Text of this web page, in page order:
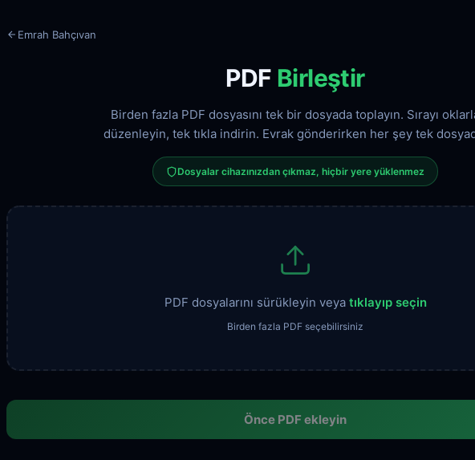
Emrah Bahçıvan
PDF Birleştir
Birden fazla PDF dosyasını tek bir dosyada toplayın. Sırayı
düzenleyin, tek tıkla indirin. Evrak gönderirken her şey tek
Dosyalar cihazınızdan çıkmaz, hiçbir yere yüklenmez
PDF dosyalarını sürükleyin veya tıklayıp seçin
Birden fazla PDF seçebilirsiniz
Önce PDF ekleyin